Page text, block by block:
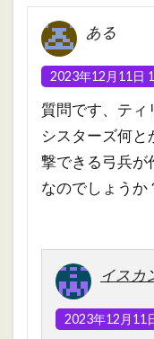
ある
2023年12月11日
質問です、ティ
シスターズ何
撃できる弓兵が
なのでしょうか
イスカ
2023年12月11